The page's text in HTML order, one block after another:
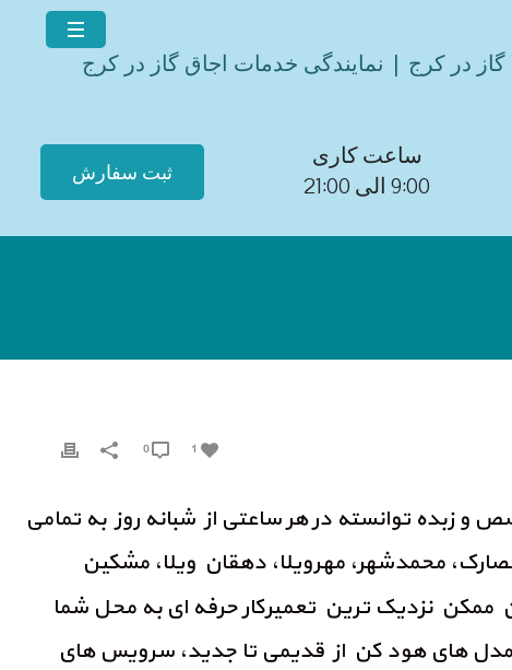
در کرج | نمایندگی خدمات اجاق گاز در کرج
ثبت سفارش
ساعت کاری
9:00 الی 21:00
1
و زبده توانسته در هر ساعتی از شبانه روز به تمامی
محمدشهر، مهرویلا، دهقان ویلا، مشکین
ممکن نزدیک ترین تعمیرکار حرفه ای به محل شما
مدل های هود کن از قدیمی تا جدید، سرویس های